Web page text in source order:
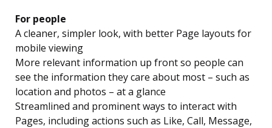
For people
A cleaner, simpler look, with better Page layouts for
mobile viewing
More relevant information up front so people can
see the information they care about most – such as
location and photos – at a glance
Streamlined and prominent ways to interact with
Pages, including actions such as Like, Call, Message,